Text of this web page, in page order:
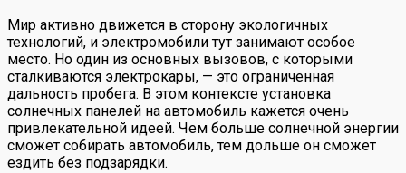
Мир активно движется в сторону экологичных
технологий, и электромобили тут занимают особое
место. Но один из основных вызовов, с которыми
сталкиваются электрокары, — это ограниченная
дальность пробега. В этом контексте установка
солнечных панелей на автомобиль кажется очень
привлекательной идеей. Чем больше солнечной энергии
сможет собирать автомобиль, тем дольше он сможет
ездить без подзарядки.